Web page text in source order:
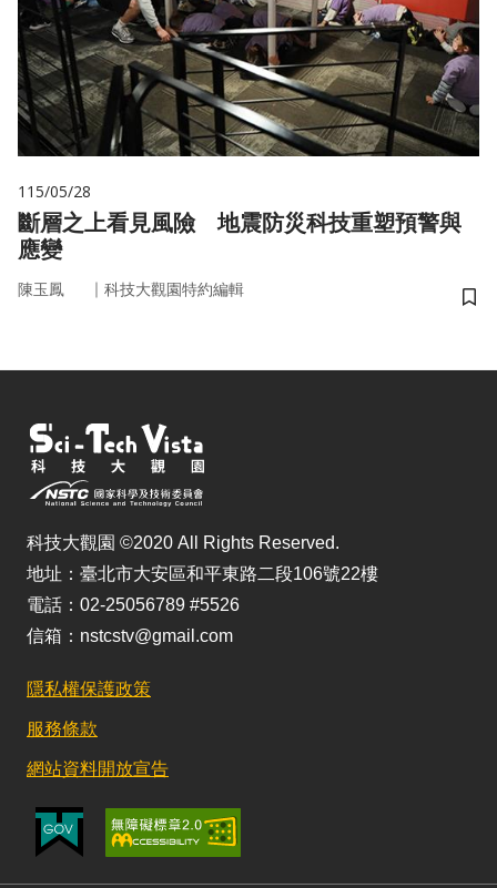
115/05/28
斷層之上看見風險 地震防災科技重塑預警與
應變
陳玉鳳 ｜ 科技大觀園特約編輯
儲
科技大觀園 ©2020 All Rights Reserved.
地址：臺北市大安區和平東路二段106號22樓
電話：02-25056789 #5526
信箱：nstcstv@gmail.com
隱私權保護政策
服務條款
網站資料開放宣告